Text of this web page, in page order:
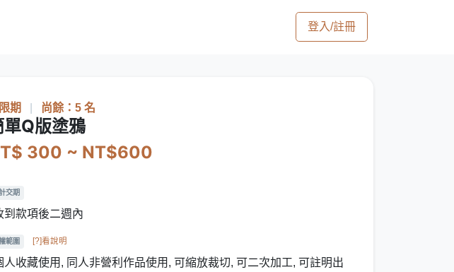
登入/註冊
期 尚餘：5 名
單Q版塗鴉
300 ~ NT$600
交期
到款項後二週內
範圍 [?]看說明
人收藏使用, 同人非營利作品使用, 可縮放裁切, 可二次加工, 可註明出